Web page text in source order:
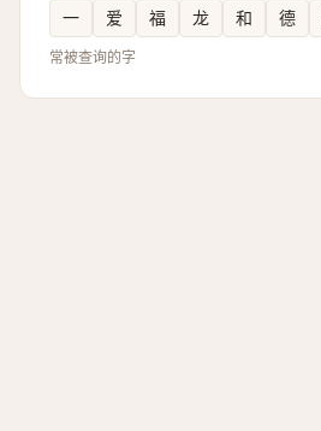
一 爱 福 龙 和 德
常被查询的字